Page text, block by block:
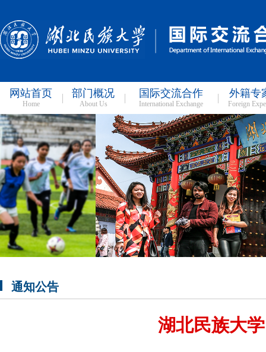
网站首页
Home
部门概况
About Us
国际交流合作
International Exchange
外籍专
Foreign
通知公告
湖北民族大